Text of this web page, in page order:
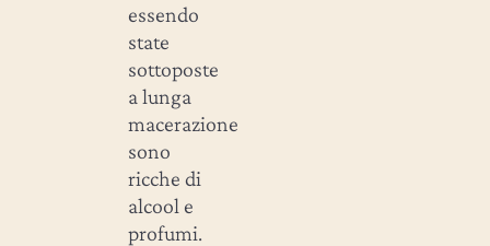
essendo
state
sottoposte
a lunga
macerazione
sono
ricche di
alcool e
profumi.